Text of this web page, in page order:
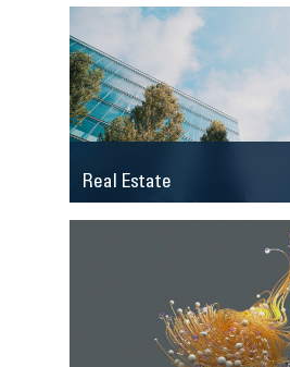
Real Estate